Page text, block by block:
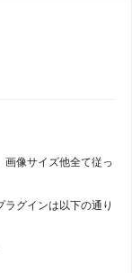
像サイズ他全て従っ
グインは以下の通り